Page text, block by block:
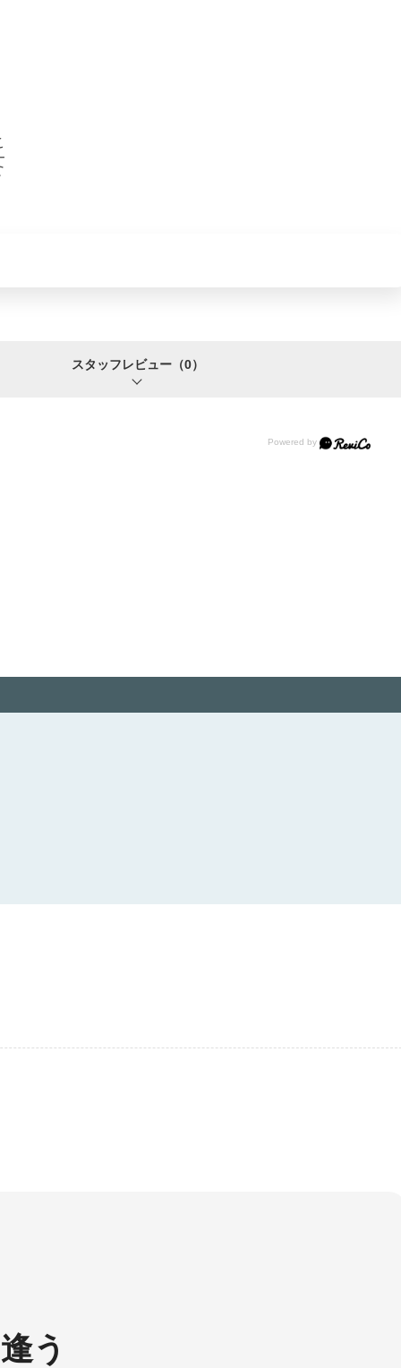
スタッフレビュー （0）
う